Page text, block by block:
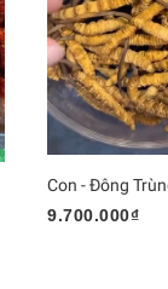
9.700.000₫